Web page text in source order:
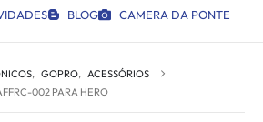
BLOG CAMERA DA PONTE
, GOPRO, ACESSÓRIOS
002 PARA HERO